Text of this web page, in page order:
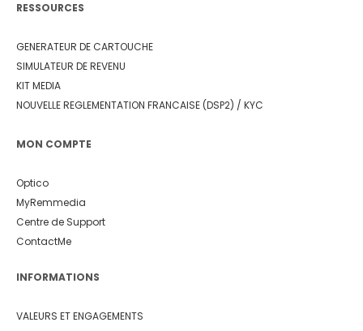
RESSOURCES
GENERATEUR DE CARTOUCHE
SIMULATEUR DE REVENU
KIT MEDIA
NOUVELLE REGLEMENTATION FRANCAISE (DSP2) / KYC
MON COMPTE
Optico
MyRemmedia
Centre de Support
ContactMe
INFORMATIONS
VALEURS ET ENGAGEMENTS